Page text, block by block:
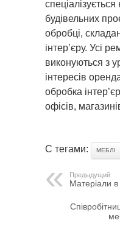
будівельних
обробці,
інтер’єру. Усі
виконуються з
інтересів
обробка
офісів,
С тегами: МЕБЛІ
Предыдущий
Матеріали